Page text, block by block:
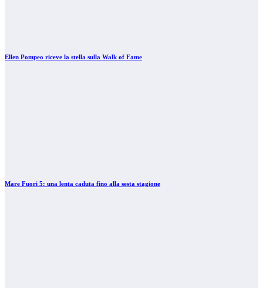
Ellen Pompeo riceve la stella sulla Walk of Fame
Mare Fuori 5: una lenta caduta fino alla sesta stagione